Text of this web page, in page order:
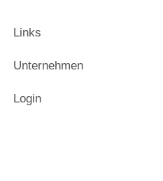
Links
Unternehmen
Login